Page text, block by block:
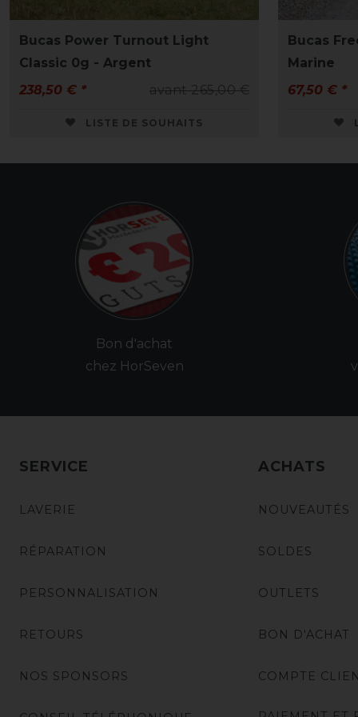
Bucas Power Turnout Light
Classic 0g - Argent
avant 265,00 €
238,50 € *
LISTE DE SOUHAITS
Bucas
Marine
67,50 € *
Bon d'achat
chez HorSeven
SERVICE
LAVERIE
RÉPARATION
PERSONNALISATION
RETOURS
NOS SPONSORS
ACHATS
NOUVEAUTÉS
SOLDES
OUTLETS
BON D'ACHAT
COMPTE